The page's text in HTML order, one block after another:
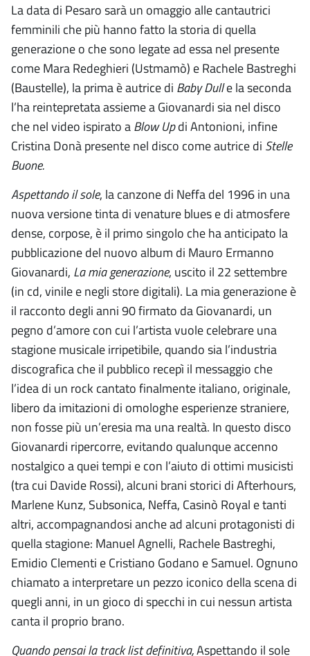
La data di Pesaro sarà un omaggio alle cantautrici
femminili che più hanno fatto la storia di quella
generazione o che sono legate ad essa nel presente
come Mara Redeghieri (Ustmamò) e Rachele Bastreghi
(Baustelle), la prima è autrice di Baby Dulle la seconda
l’ha reintepretata assieme a Giovanardi sia nel disco
che nel video ispirato aBlow Updi Antonioni, infine
Cristina Donà presente nel disco come autrice di Stelle
Buone.
Aspettando il sole, la canzone di Neffa del 1996 in una
nuova versione tinta di venature blues e di atmosfere
dense, corpose, è il primo singolo che ha anticipato la
pubblicazione del nuovo album di Mauro Ermanno
Giovanardi, La mia generazione, uscito il 22 settembre
(in cd, vinile e negli store digitali). La mia generazione è
il racconto degli anni 90 firmato da Giovanardi, un
pegno d’amore con cui l’artista vuole celebrare una
stagione musicale irripetibile, quando sia l’industria
discografica che il pubblico recepì il messaggio che
l’idea di un rock cantato finalmente italiano, originale,
libero da imitazioni di omologhe esperienze straniere,
non fosse più un’eresia ma una realtà. In questo disco
Giovanardi ripercorre, evitando qualunque accenno
nostalgico a quei tempi e con l’aiuto di ottimi musicisti
(tra cui Davide Rossi), alcuni brani storici di Afterhours,
Marlene Kunz, Subsonica, Neffa, Casinò Royal e tanti
altri, accompagnandosi anche ad alcuni protagonisti di
quella stagione: Manuel Agnelli, Rachele Bastreghi,
Emidio Clementi e Cristiano Godano e Samuel. Ognuno
chiamato a interpretare un pezzo iconico della scena di
quegli anni, in un gioco di specchi in cui nessun artista
canta il proprio brano.
Quando pensai la track list definitiva,Aspettando il sole